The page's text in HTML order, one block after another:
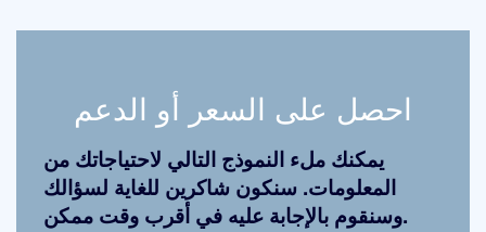
احصل على السعر أو الدعم
يمكنك ملء النموذج التالي لاحتياجاتك من
المعلومات. سنكون شاكرين للغاية لسؤالك
وسنقوم بالإجابة عليه في أقرب وقت ممكن.